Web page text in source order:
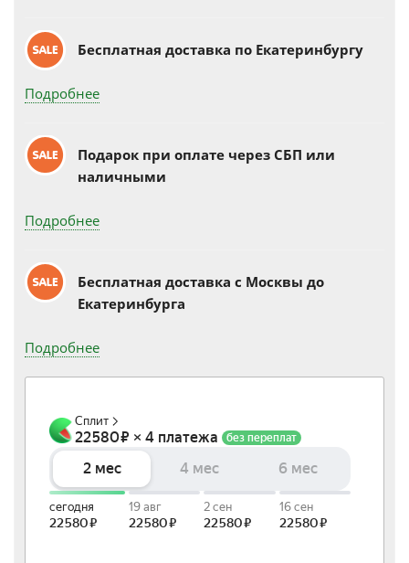
Бесплатная доставка по Екатеринбургу
Подробнее
Подарок при оплате через СБП или
наличными
Подробнее
Бесплатная доставка c Москвы до
Екатеринбурга
Подробнее